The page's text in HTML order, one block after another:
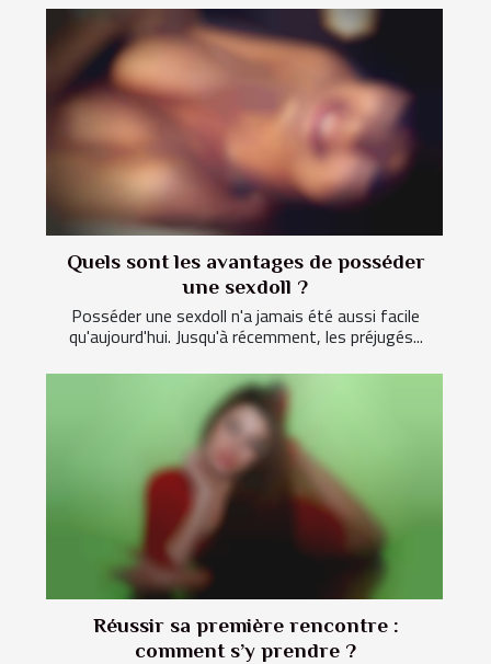
Quels sont les avantages de posséder
une sexdoll ?
Posséder une sexdoll n'a jamais été aussi facile
qu'aujourd'hui. Jusqu'à récemment, les préjugés...
Réussir sa première rencontre :
comment s’y prendre ?